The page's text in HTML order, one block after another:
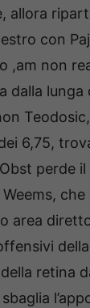
allora
con
,am non
dalla lunga
6,75,
perde
che
area
retina